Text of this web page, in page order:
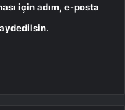
için adım, e-posta